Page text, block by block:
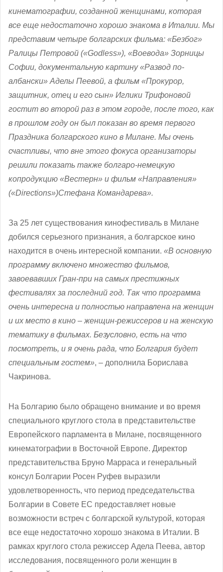
кинематографии, созданной женщинами, которая
все еще недостаточно хорошо знакома в Италии. Мы
представим четыре болгарских фильма: «Безбог»
Ралицы Петровой («Godless»), «Воевода» Зорницы
Софии, документальную картину «Развод по-
албански» Аделы Пеевой, а фильм «Прокурор,
защитник, отец и его сын» Иглики Трифоновой
гостит во второй раз в этом городе, после того, как
в прошлом году он был показан во время первого
Праздника болгарского кино в Милане. Мы очень
счастливы, что вне этого фокуса организаторы
решили показать также болгаро-немецкую
копродукцию «Вестерн» и фильм «Направления»
(«Directions»)Стефана Командарева».
За 25 лет существования кинофестиваль в Милане
добился серьезного признания, а болгарское кино
находится в очень интересной компании. «В основную
программу включено множество фильмов,
завоевавших Гран-при на самых престижных
фестивалях за последний год. Так что программа
очень интересна и полностью направлена на женщин
и их место в кино – женщин-режиссеров и на женскую
тематику в фильмах. Безусловно, есть на что
посмотреть, и я очень рада, что Болгария будет
специальным гостем», – дополнила Борислава
Чакринова.
На Болгарию было обращено внимание и во время
специального круглого стола в представительстве
Европейского парламента в Милане, посвященного
кинематографии в Восточной Европе. Директор
представительства Бруно Марраса и генеральный
консул Болгарии Росен Руфев выразили
удовлетворенность, что период председательства
Болгарии в Совете ЕС предоставляет новые
возможности встреч с болгарской культурой, которая
все еще недостаточно хорошо знакома в Италии. В
рамках круглого стола режиссер Адела Пеева, автор
исследования, посвященного роли женщин в